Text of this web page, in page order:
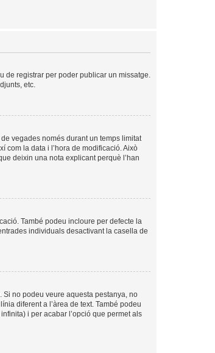
de registrar per poder publicar un missatge.
etc.
vegades només durant un temps limitat
com la data i l’hora de modificació. Això
deixin una nota explicant perquè l’han
També podeu incloure per defecte la
individuals desactivant la casella de
Si no podeu veure aquesta pestanya, no
diferent a l’àrea de text. També podeu
i per acabar l’opció que permet als